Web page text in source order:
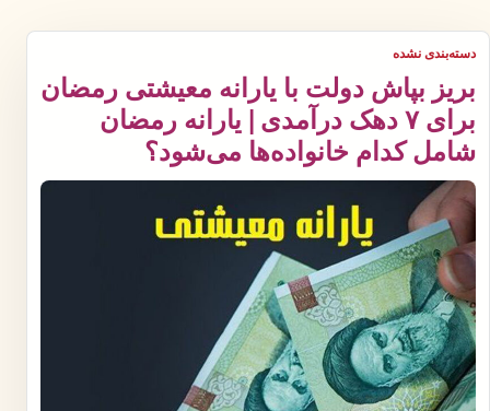
دسته‌بندی نشده
بریز بپاش دولت با یارانه معیشتی رمضان
برای ۷ دهک درآمدی | یارانه رمضان
شامل کدام خانواده‌ها می‌شود؟